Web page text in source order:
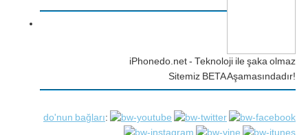
iPhonedo.net - Teknoloji ile şaka olmaz
Sitemiz BETA Aşamasındadır!
do'nun bağları: